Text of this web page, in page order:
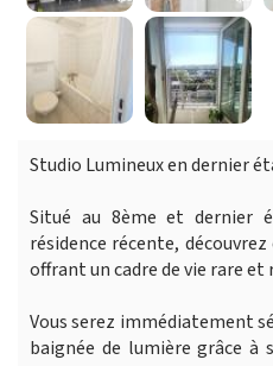
Studio Lumineux en dernier
Situé au 8ème et dernier
résidence récente,
offrant un cadre de vie rare et
Vous serez immédiatement
baignée de lumière grâce à